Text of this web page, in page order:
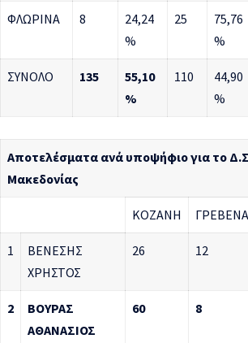
ΦΛΩΡΙΝΑ 8
24,24
%
25
75,76
%
ΣΥΝΟΛΟ 135
55,10
%
110
44,90
%
Αποτελέσματα ανά υποψήφιο για το
Μακεδονίας
ΚΟΖΑΝΗ ΓΡΕΒΕΝΑ
1
ΒΕΝΕΣΗΣ
ΧΡΗΣΤΟΣ
26 12
2
ΒΟΥΡΑΣ
ΑΘΑΝΑΣΙΟΣ
60 8